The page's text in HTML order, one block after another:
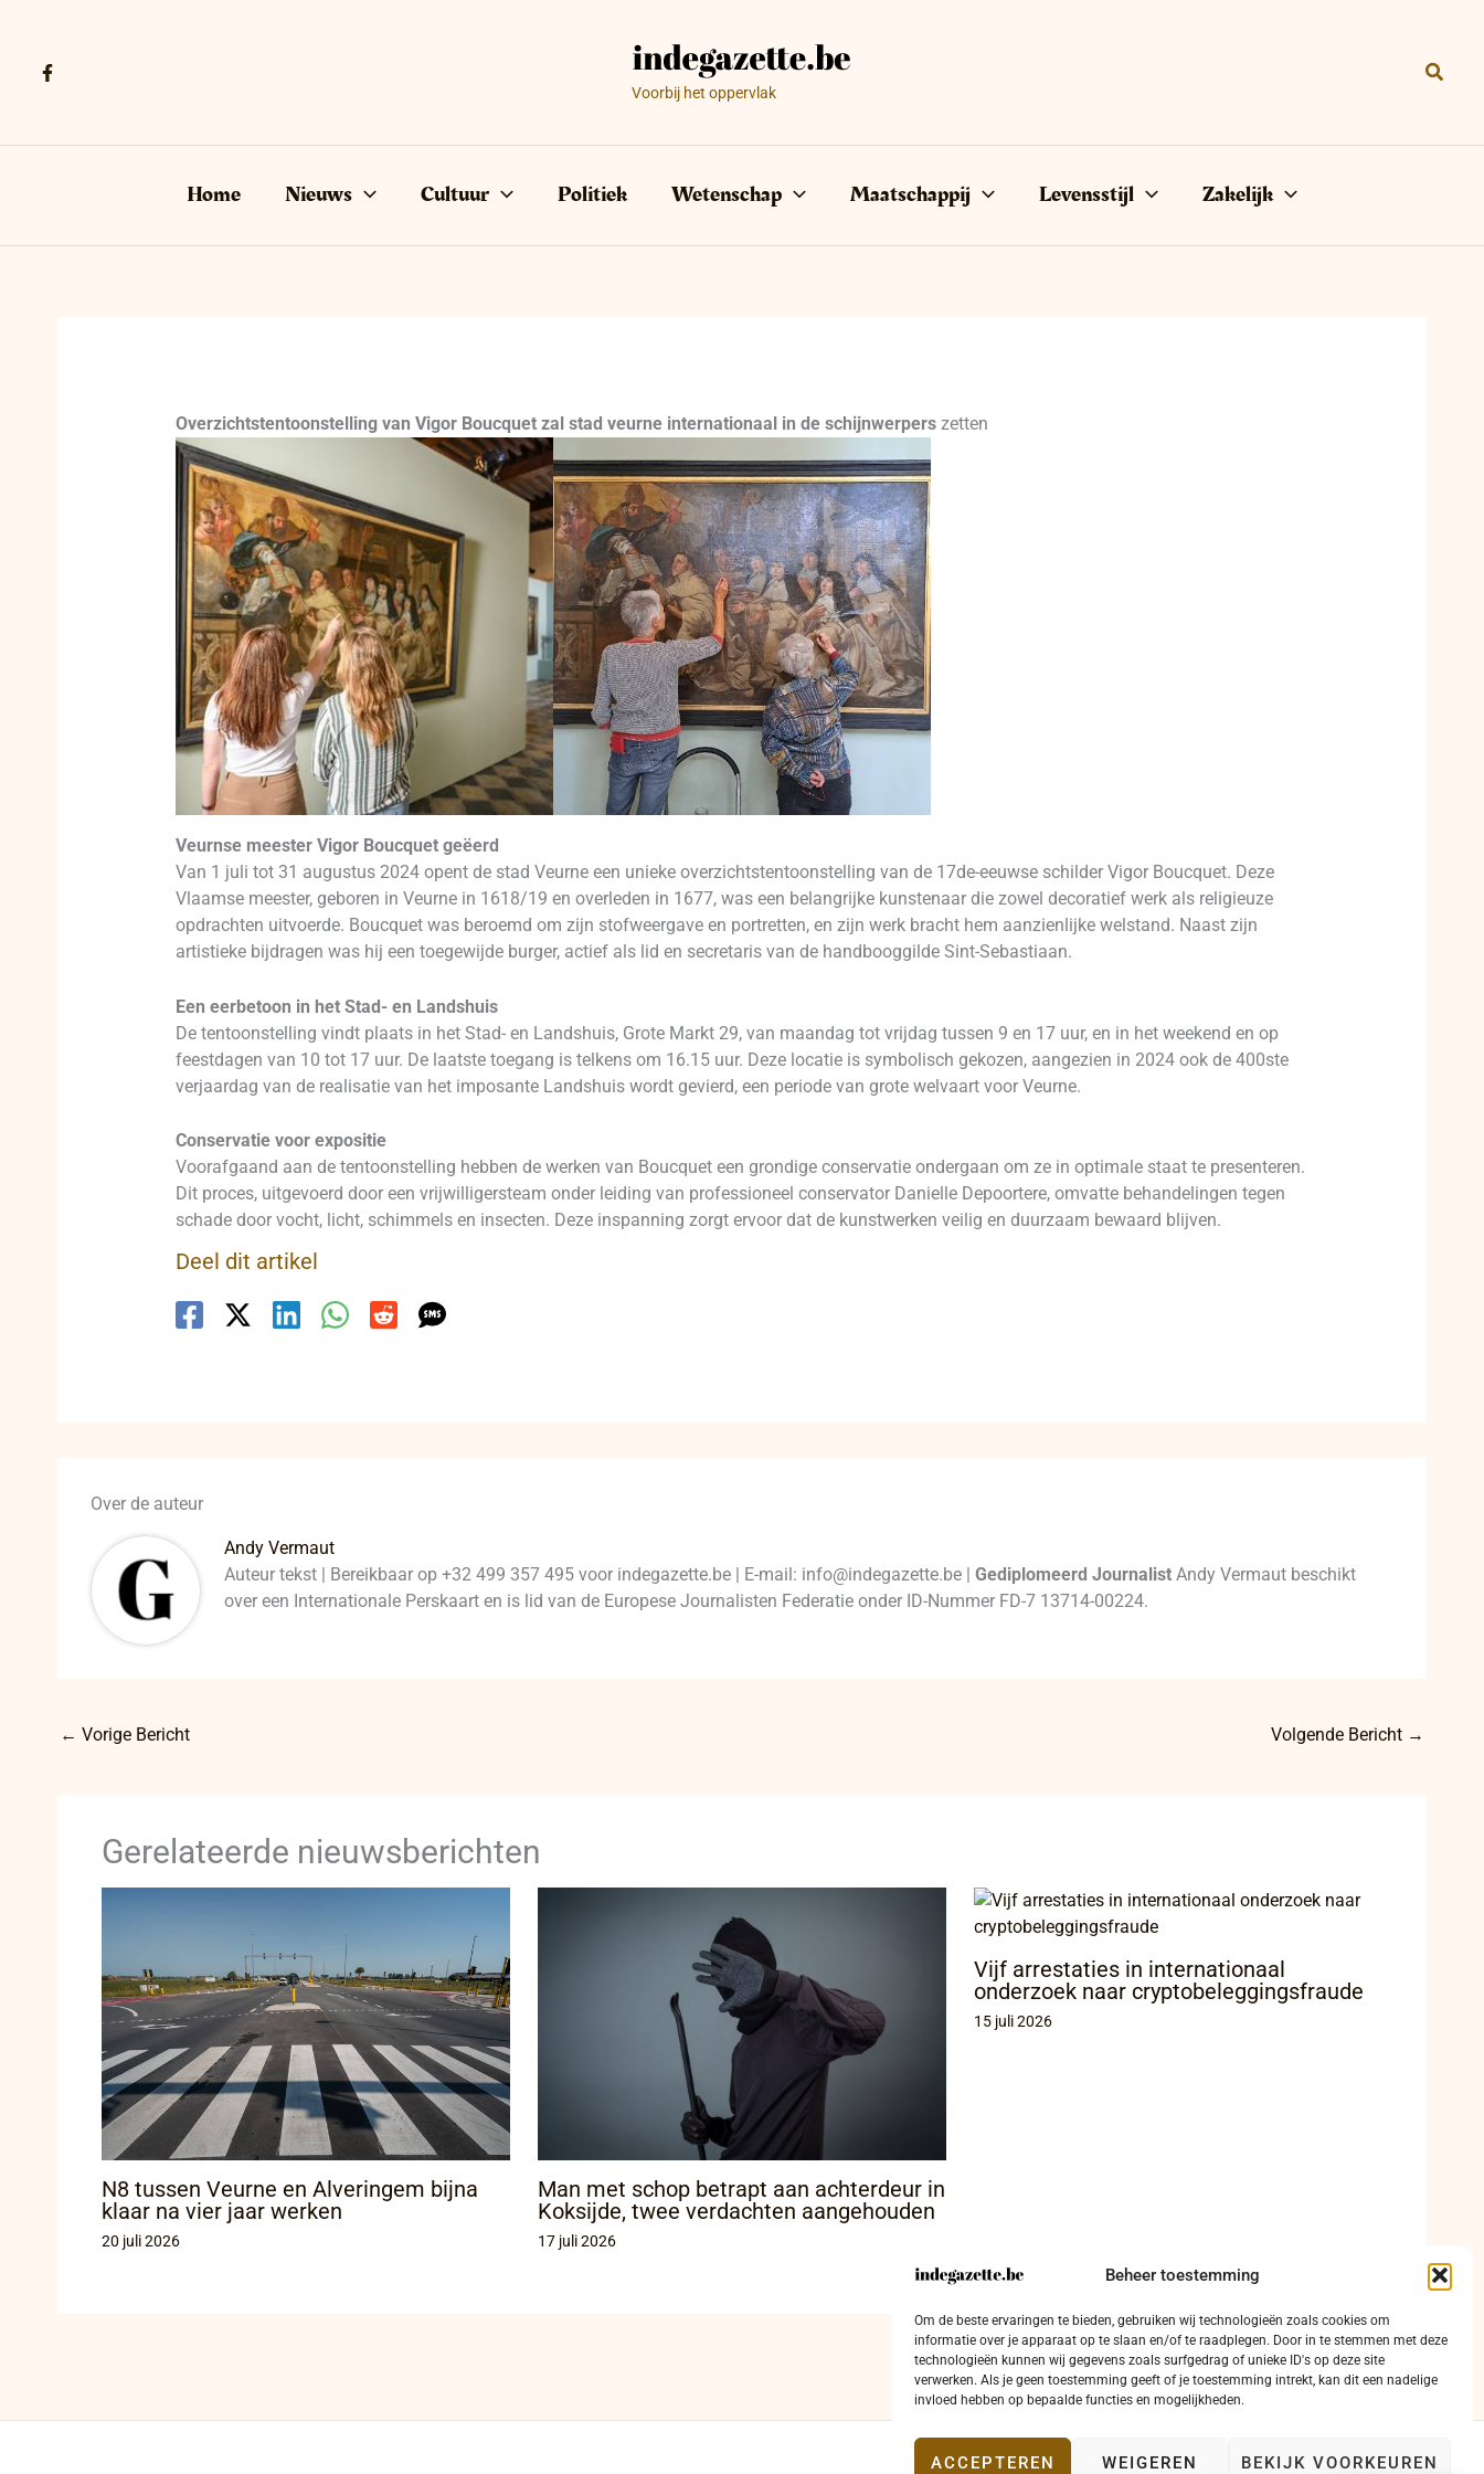
Beheer toestemming
Om de beste ervaringen te bieden, gebruiken wij technologieën zoals cookies om
informatie over je apparaat op te slaan en/of te raadplegen. Door in te stemmen met deze
technologieën kunnen wij gegevens zoals surfgedrag of unieke ID's op deze site
verwerken. Als je geen toestemming geeft of je toestemming intrekt, kan dit een nadelige
invloed hebben op bepaalde functies en mogelijkheden.
ACCEPTEREN WEIGEREN BEKIJK VOORKEUREN
Voorbij het oppervlak
Home Nieuws Cultuur Politiek Wetenschap Maatschappij Levensstijl Zakelijk
Overzichtstentoonstelling van Vigor Boucquet zal stad veurne internationaal in de schijnwerperszetten
Veurnse meester Vigor Boucquet geëerd
Van 1 juli tot 31 augustus 2024 opent de stad Veurne een unieke overzichtstentoonstelling van de 17de-eeuwse schilder Vigor Boucquet. Deze
Vlaamse meester, geboren in Veurne in 1618/19 en overleden in 1677, was een belangrijke kunstenaar die zowel decoratief werk als religieuze
opdrachten uitvoerde. Boucquet was beroemd om zijn stofweergave en portretten, en zijn werk bracht hem aanzienlijke welstand. Naast zijn
artistieke bijdragen was hij een toegewijde burger, actief als lid en secretaris van de handbooggilde Sint-Sebastiaan.
Een eerbetoon in het Stad- en Landshuis
De tentoonstelling vindt plaats in het Stad- en Landshuis, Grote Markt 29, van maandag tot vrijdag tussen 9 en 17 uur, en in het weekend en op
feestdagen van 10 tot 17 uur. De laatste toegang is telkens om 16.15 uur. Deze locatie is symbolisch gekozen, aangezien in 2024 ook de 400ste
verjaardag van de realisatie van het imposante Landshuis wordt gevierd, een periode van grote welvaart voor Veurne.
Conservatie voor expositie
Voorafgaand aan de tentoonstelling hebben de werken van Boucquet een grondige conservatie ondergaan om ze in optimale staat te presenteren.
Dit proces, uitgevoerd door een vrijwilligersteam onder leiding van professioneel conservator Danielle Depoortere, omvatte behandelingen tegen
schade door vocht, licht, schimmels en insecten. Deze inspanning zorgt ervoor dat de kunstwerken veilig en duurzaam bewaard blijven.
Deel dit artikel
Over de auteur
Andy Vermaut
Auteur tekst | Bereikbaar op +32 499 357 495 voor indegazette.be | E-mail: info@indegazette.be |Gediplomeerd Journalist Andy Vermaut beschikt
over een Internationale Perskaart en is lid van de Europese Journalisten Federatie onder ID-Nummer FD-7 13714-00224.
← Vorige Bericht Volgende Bericht →
Gerelateerde nieuwsberichten
N8 tussen Veurne en Alveringem bijna
klaar na vier jaar werken
20 juli 2026
Man met schop betrapt aan achterdeur in
Koksijde, twee verdachten aangehouden
17 juli 2026
Vijf arrestaties in internationaal
onderzoek naar cryptobeleggingsfraude
15 juli 2026